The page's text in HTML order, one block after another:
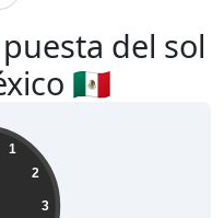
del sol
🇲🇽
1
2
3